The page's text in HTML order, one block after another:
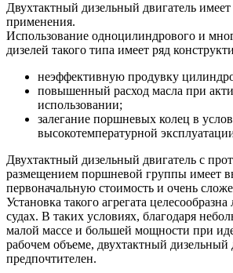
Двухтактный дизельный двигатель
применения.
Использование одноцилиндрового и
дизелей такого типа имеет ряд
неэффективную продувку
повышенный расход масла при
использовании;
залегание поршневых колец в
высокотемпературной
Двухтактный дизельный двигатель с
размещением поршневой группы имеет
первоначальную стоимость и очень
Установка такого агрегата
судах. В таких условиях, благодаря
малой массе и большей мощности при
рабочем объеме, двухтактный дизельный
предпочтителен.